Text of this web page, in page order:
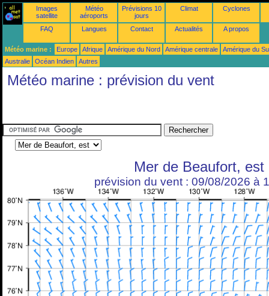
Images
satellite
Météo
aéroports
Prévisions 10
jours
Climat Cyclones
FAQ Langues Contact Actualités A propos
Météo marine : Europe Afrique Amérique du Nord Amérique centrale
Amérique du
Australie
Océan Indien Autres
Météo marine : prévision du vent
Mer de Beaufort, est
prévision du vent : 09/08/2026 à